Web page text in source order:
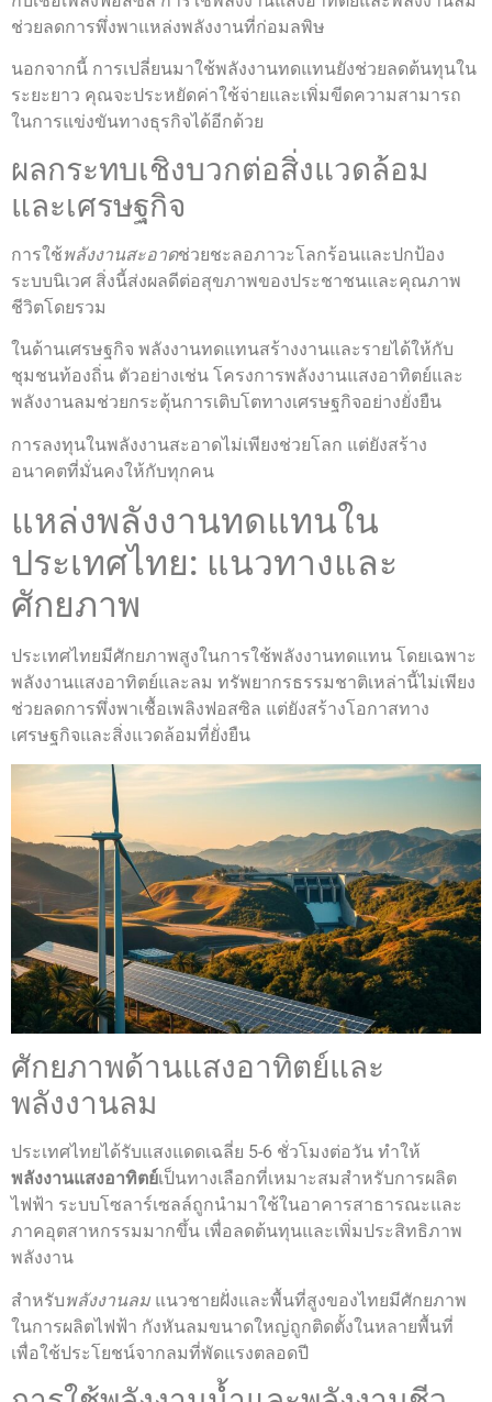
ช่วยลดการพึ่งพาแหล่งพลังงานที่ก่อมลพิษ
นอกจากนี้ การเปลี่ยนมาใช้พลังงานทดแทนยังช่วยลดต้นทุนใน
ระยะยาว คุณจะประหยัดค่าใช้จ่ายและเพิ่มขีดความสามารถ
ในการแข่งขันทางธุรกิจได้อีกด้วย
ผลกระทบเชิงบวกต่อสิ่งแวดล้อม
และเศรษฐกิจ
การใช้พลังงานสะอาดช่วยชะลอภาวะโลกร้อนและปกป้อง
ระบบนิเวศ สิ่งนี้ส่งผลดีต่อสุขภาพของประชาชนและคุณภาพ
ชีวิตโดยรวม
ในด้านเศรษฐกิจ พลังงานทดแทนสร้างงานและรายได้ให้กับ
ชุมชนท้องถิ่น ตัวอย่างเช่น โครงการพลังงานแสงอาทิตย์และ
พลังงานลมช่วยกระตุ้นการเติบโตทางเศรษฐกิจอย่างยั่งยืน
การลงทุนในพลังงานสะอาดไม่เพียงช่วยโลก แต่ยังสร้าง
อนาคตที่มั่นคงให้กับทุกคน
แหล่งพลังงานทดแทนใน
ประเทศไทย: แนวทางและ
ศักยภาพ
ประเทศไทยมีศักยภาพสูงในการใช้พลังงานทดแทน โดยเฉพาะ
พลังงานแสงอาทิตย์และลม ทรัพยากรธรรมชาติเหล่านี้ไม่เพียง
ช่วยลดการพึ่งพาเชื้อเพลิงฟอสซิล แต่ยังสร้างโอกาสทาง
เศรษฐกิจและสิ่งแวดล้อมที่ยั่งยืน
ศักยภาพด้านแสงอาทิตย์และ
พลังงานลม
ประเทศไทยได้รับแสงแดดเฉลี่ย 5-6 ชั่วโมงต่อวัน ทำให้
พลังงานแสงอาทิตย์เป็นทางเลือกที่เหมาะสมสำหรับการผลิต
ไฟฟ้า ระบบโซลาร์เซลล์ถูกนำมาใช้ในอาคารสาธารณะและ
ภาคอุตสาหกรรมมากขึ้น เพื่อลดต้นทุนและเพิ่มประสิทธิภาพ
พลังงาน
สำหรับพลังงานลม แนวชายฝั่งและพื้นที่สูงของไทยมีศักยภาพ
ในการผลิตไฟฟ้า กังหันลมขนาดใหญ่ถูกติดตั้งในหลายพื้นที่
เพื่อใช้ประโยชน์จากลมที่พัดแรงตลอดปี